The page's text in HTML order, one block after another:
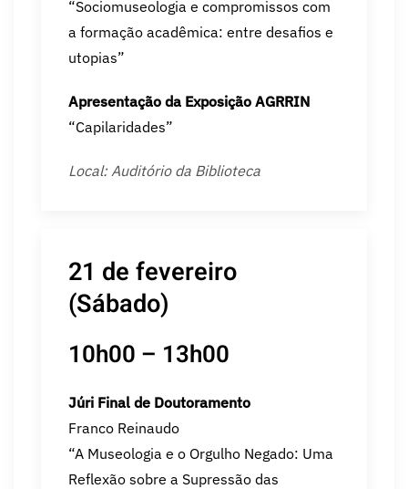
“Sociomuseologia e compromissos com
a formação acadêmica: entre desafios e
utopias”
Apresentação da Exposição AGRRIN
“Capilaridades”
Local: Auditório da Biblioteca
21 de fevereiro
(Sábado)
10h00 – 13h00
Júri Final de Doutoramento
Franco Reinaudo
“A Museologia e o Orgulho Negado: Uma
Reflexão sobre a Supressão das